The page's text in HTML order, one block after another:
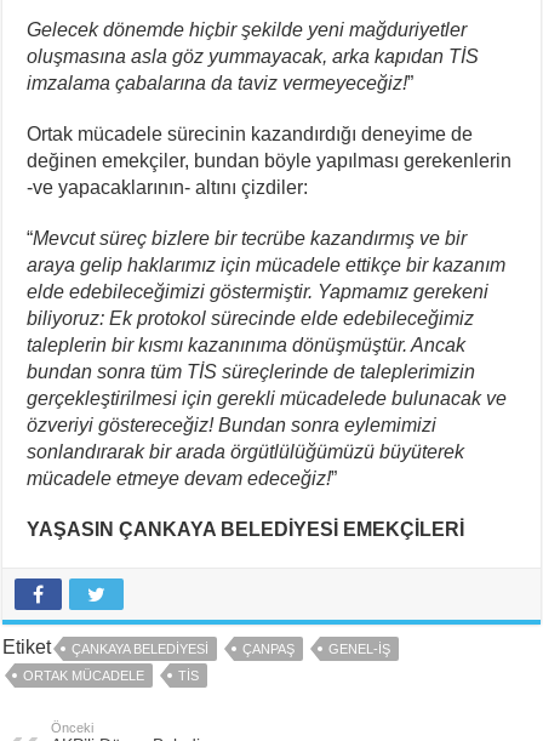
Gelecek dönemde hiçbir şekilde yeni mağduriyetler
oluşmasına asla göz yummayacak, arka kapıdan TİS
imzalama çabalarına da taviz vermeyeceğiz!”
Ortak mücadele sürecinin kazandırdığı deneyime de
değinen emekçiler, bundan böyle yapılması gerekenlerin
-ve yapacaklarının- altını çizdiler:
“Mevcut süreç bizlere bir tecrübe kazandırmış ve bir
araya gelip haklarımız için mücadele ettikçe bir kazanım
elde edebileceğimizi göstermiştir. Yapmamız gerekeni
biliyoruz: Ek protokol sürecinde elde edebileceğimiz
taleplerin bir kısmı kazanınıma dönüşmüştür. Ancak
bundan sonra tüm TİS süreçlerinde de taleplerimizin
gerçekleştirilmesi için gerekli mücadelede bulunacak ve
özveriyi göstereceğiz! Bundan sonra eylemimizi
sonlandırarak bir arada örgütlülüğümüzü büyüterek
mücadele etmeye devam edeceğiz!”
YAŞASIN ÇANKAYA BELEDİYESİ EMEKÇİLERİ
Etiket ÇANKAYA BELEDIYESI ÇANPAŞ
GENEL-İŞ
ORTAK MÜCADELE
TIS
Önceki